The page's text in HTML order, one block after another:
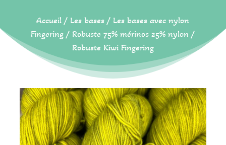
Accueil / Les bases / Les bases avec nylon
Fingering / Robuste 75% mérinos 25% nylon /
Robuste Kiwi Fingering